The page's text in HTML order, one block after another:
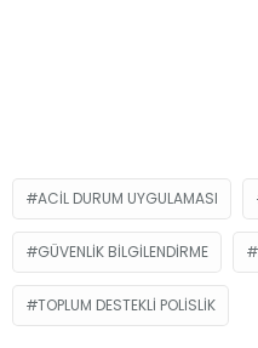
ACIL DURUM UYGULAMASI
GÜVENLIK BILGILENDIRME
TOPLUM DESTEKLI POLISLIK